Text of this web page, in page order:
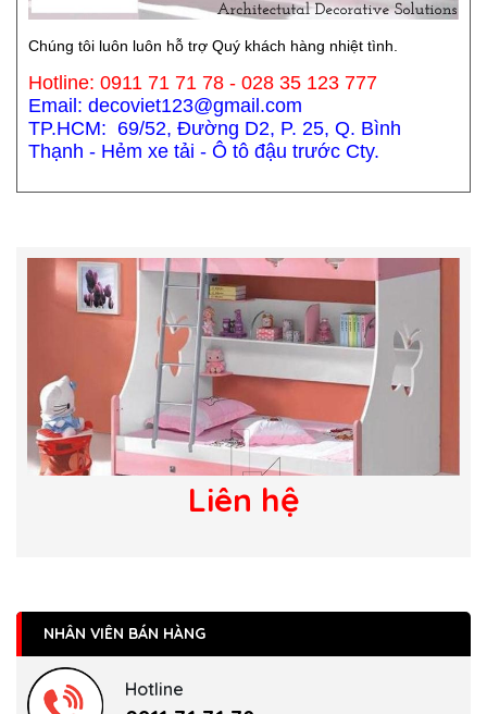
Chúng tôi luôn luôn hỗ trợ Quý khách hàng nhiệt tình.
Hotline: 0911 71 71 78 - 028 35 123 777
Email: decoviet123@gmail.com
TP.HCM: 69/52, Đường D2, P. 25, Q. Bình
Thạnh - Hẻm xe tải - Ô tô đậu trước Cty.
Liên hệ
NHÂN VIÊN BÁN HÀNG
Hotline